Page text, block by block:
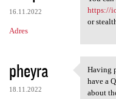
16.11.2022
Adres
https://
or
pheyra
18.11.2022
Having
Having
have a
about